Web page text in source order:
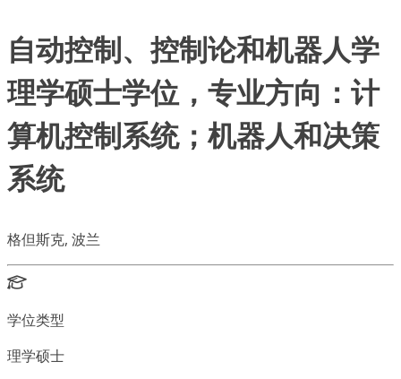
自动控制、控制论和机器人学
理学硕士学位，专业方向：计
算机控制系统；机器人和决策
系统
格但斯克, 波兰
学位类型
理学硕士